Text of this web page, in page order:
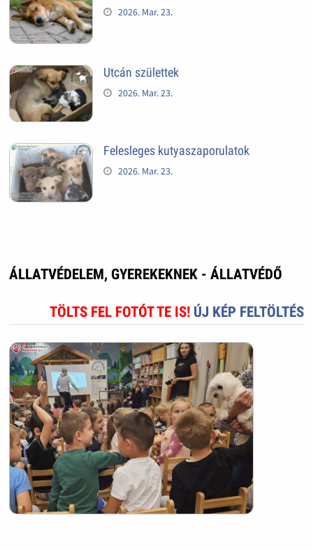
2026. Mar. 23.
Utcán születtek
2026. Mar. 23.
Felesleges kutyaszaporulatok
2026. Mar. 23.
ÁLLATVÉDELEM, GYEREKEKNEK - ÁLLATVÉDŐ
TÖLTS FEL FOTÓT TE IS! ÚJ KÉP FELTÖLTÉS